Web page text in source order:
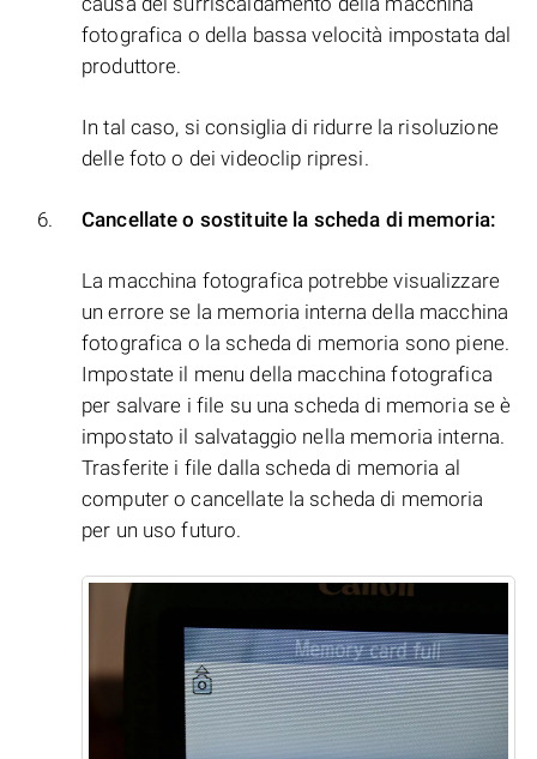
fotografica o della bassa velocità impostata dal
produttore.
In tal caso, si consiglia di ridurre la risoluzione
delle foto o dei videoclip ripresi.
Cancellate o sostituite la scheda di memoria:
La macchina fotografica potrebbe visualizzare
un errore se la memoria interna della macchina
fotografica o la scheda di memoria sono piene.
Impostate il menu della macchina fotografica
per salvare i file su una scheda di memoria se è
impostato il salvataggio nella memoria interna.
Trasferite i file dalla scheda di memoria al
computer o cancellate la scheda di memoria
per un uso futuro.